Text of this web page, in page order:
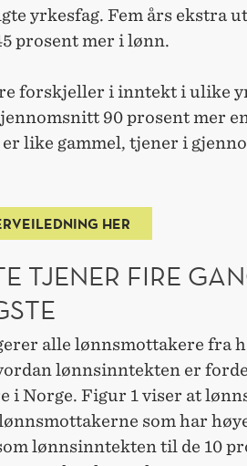
yrkesfag. Fem års ekstra
prosent mer i lønn.
forskjeller i inntekt i ulike
90 prosent mer
like gammel, tjener i
HER
TJENER FIRE
alle lønnsmottakere fra
lønnsinntekten er
i Norge. Figur 1 viser at
som har
lønnsinntekten til de 10